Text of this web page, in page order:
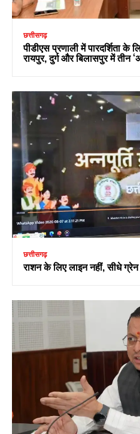
छत्तीसगढ़
पीडीएस प्रणाली में पारदर्शिता के
रायपुर, दुर्ग और बिलासपुर में तीन
छत्तीसगढ़
राशन के लिए लाइन नहीं, सीधे ग्रेन